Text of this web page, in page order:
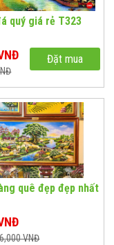
quý giá rẻ T323
Đặt mua
quê đẹp đẹp nhất
VNĐ